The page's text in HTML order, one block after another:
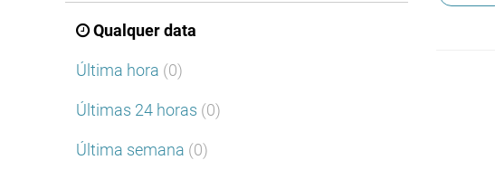
Qualquer data
Última hora (0)
Últimas 24 horas (0)
Última semana (0)